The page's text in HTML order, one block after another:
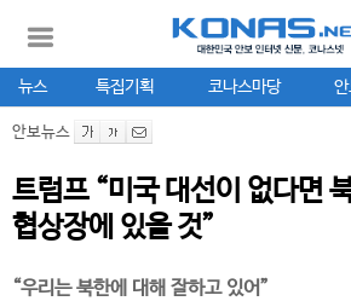
뉴스 특집기획 코나스마당
안보뉴스
트럼프 “미국 대선이 없다면
협상장에 있을 것”
“우리는 북한에 대해 잘하고 있어”